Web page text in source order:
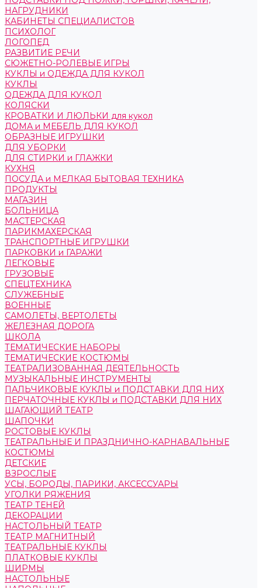
НАГРУДНИКИ
КАБИНЕТЫ СПЕЦИАЛИСТОВ
ПСИХОЛОГ
ЛОГОПЕД
РАЗВИТИЕ РЕЧИ
СЮЖЕТНО-РОЛЕВЫЕ ИГРЫ
КУКЛЫ и ОДЕЖДА ДЛЯ КУКОЛ
КУКЛЫ
ОДЕЖДА ДЛЯ КУКОЛ
КОЛЯСКИ
КРОВАТКИ И ЛЮЛЬКИ для кукол
ДОМА и МЕБЕЛЬ ДЛЯ КУКОЛ
ОБРАЗНЫЕ ИГРУШКИ
ДЛЯ УБОРКИ
ДЛЯ СТИРКИ и ГЛАЖКИ
КУХНЯ
ПОСУДА и МЕЛКАЯ БЫТОВАЯ ТЕХНИКА
ПРОДУКТЫ
МАГАЗИН
БОЛЬНИЦА
МАСТЕРСКАЯ
ПАРИКМАХЕРСКАЯ
ТРАНСПОРТНЫЕ ИГРУШКИ
ПАРКОВКИ и ГАРАЖИ
ЛЕГКОВЫЕ
ГРУЗОВЫЕ
СПЕЦТЕХНИКА
СЛУЖЕБНЫЕ
ВОЕННЫЕ
САМОЛЕТЫ, ВЕРТОЛЕТЫ
ЖЕЛЕЗНАЯ ДОРОГА
ШКОЛА
ТЕМАТИЧЕСКИЕ НАБОРЫ
ТЕМАТИЧЕСКИЕ КОСТЮМЫ
ТЕАТРАЛИЗОВАННАЯ ДЕЯТЕЛЬНОСТЬ
МУЗЫКАЛЬНЫЕ ИНСТРУМЕНТЫ
ПАЛЬЧИКОВЫЕ КУКЛЫ и ПОДСТАВКИ ДЛЯ НИХ
ПЕРЧАТОЧНЫЕ КУКЛЫ и ПОДСТАВКИ ДЛЯ НИХ
ШАГАЮЩИЙ ТЕАТР
ШАПОЧКИ
РОСТОВЫЕ КУКЛЫ
ТЕАТРАЛЬНЫЕ И ПРАЗДНИЧНО-КАРНАВАЛЬНЫЕ
КОСТЮМЫ
ДЕТСКИЕ
ВЗРОСЛЫЕ
УСЫ, БОРОДЫ, ПАРИКИ, АКСЕССУАРЫ
УГОЛКИ РЯЖЕНИЯ
ТЕАТР ТЕНЕЙ
ДЕКОРАЦИИ
НАСТОЛЬНЫЙ ТЕАТР
ТЕАТР МАГНИТНЫЙ
ТЕАТРАЛЬНЫЕ КУКЛЫ
ПЛАТКОВЫЕ КУКЛЫ
ШИРМЫ
НАСТОЛЬНЫЕ